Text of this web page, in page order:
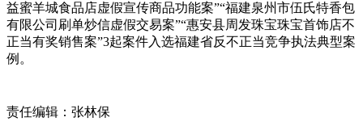
益蜜羊城食品店虚假宣传商品功能案”“福建泉州市伍氏特香包
有限公司刷单炒信虚假交易案”“惠安县周发珠宝珠宝首饰店不
正当有奖销售案”3起案件入选福建省反不正当竞争执法典型案
例。
责任编辑：张林保